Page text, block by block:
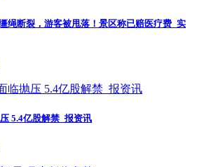
绳断裂，游客被甩落！景区称已赔医疗费_实
5.4亿股解禁_报资讯